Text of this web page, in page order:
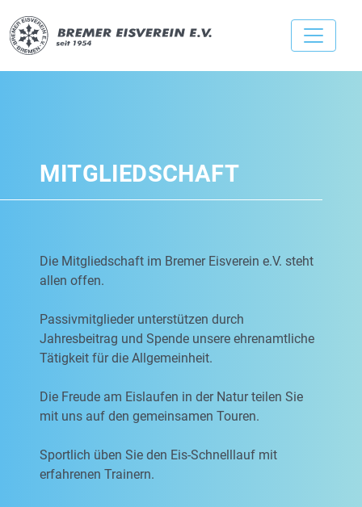
MITGLIEDSCHAFT
Die Mitgliedschaft im Bremer Eisverein e.V. steht
allen offen.
Passivmitglieder unterstützen durch
Jahresbeitrag und Spende unsere ehrenamtliche
Tätigkeit für die Allgemeinheit.
Die Freude am Eislaufen in der Natur teilen Sie
mit uns auf den gemeinsamen Touren.
Sportlich üben Sie den Eis-Schnelllauf mit
erfahrenen Trainern.